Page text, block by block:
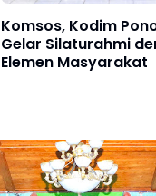
Komsos, Kodim
Gelar Silaturahmi
Elemen Masyarakat